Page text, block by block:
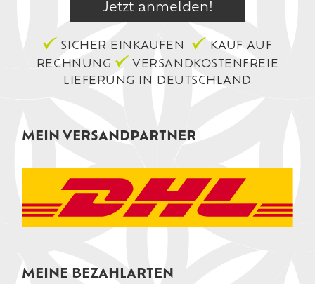
SICHER EINKAUFEN
KAUF AUF
RECHNUNG
VERSANDKOSTENFREIE
LIEFERUNG IN DEUTSCHLAND
MEIN VERSANDPARTNER
MEINE BEZAHLARTEN